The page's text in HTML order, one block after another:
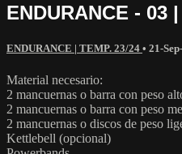
ENDURANCE - 03
ENDURANCE | TEMP. 23/24 • 21-
Material necesario:
2 mancuernas o barra con peso
2 mancuernas o barra con peso
2 mancuernas o discos de peso
Kettlebell (opcional)